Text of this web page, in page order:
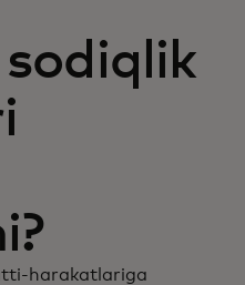
sodiqlik
harakatlariga